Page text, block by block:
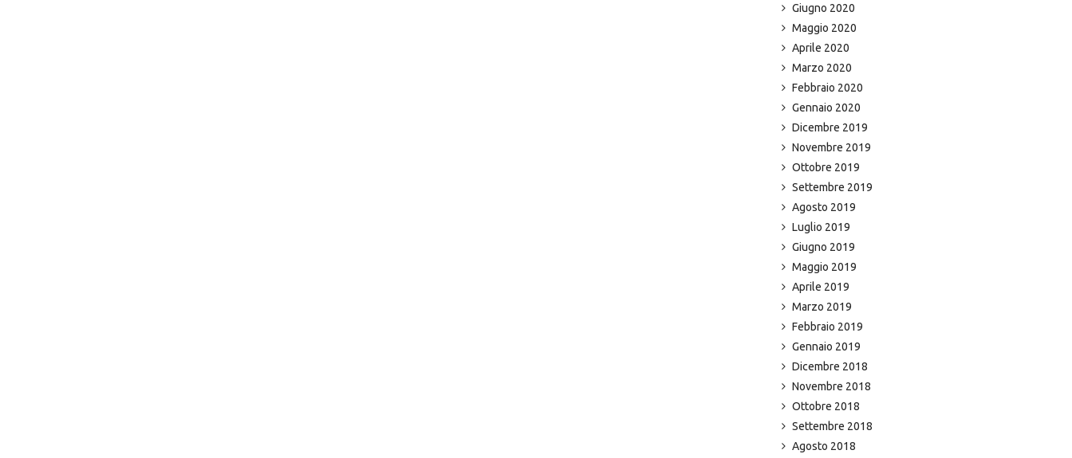
Giugno 2020
Maggio 2020
Aprile 2020
Marzo 2020
Febbraio 2020
Gennaio 2020
Dicembre 2019
Novembre 2019
Ottobre 2019
Settembre 2019
Agosto 2019
Luglio 2019
Giugno 2019
Maggio 2019
Aprile 2019
Marzo 2019
Febbraio 2019
Gennaio 2019
Dicembre 2018
Novembre 2018
Ottobre 2018
Settembre 2018
Agosto 2018